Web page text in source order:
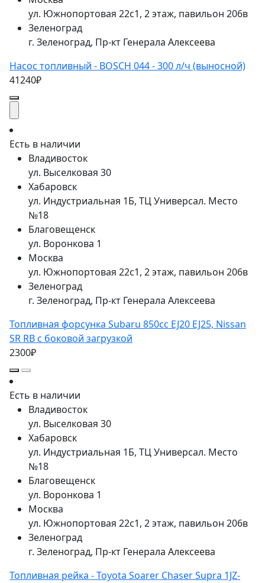
ул. Южнопортовая 22с1, 2 этаж, павильон 206в
Зеленоград
г. Зеленоград, Пр-кт Генерала Алексеева
Насос топливный - BOSCH 044 - 300 л/ч (выносной)
41240₽
Есть в наличии
Владивосток
ул. Выселковая 30
Хабаровск
ул. Индустриальная 1Б, ТЦ Универсал. Место
№18
Благовещенск
ул. Воронкова 1
Москва
ул. Южнопортовая 22с1, 2 этаж, павильон 206в
Зеленоград
г. Зеленоград, Пр-кт Генерала Алексеева
Топливная форсунка Subaru 850сс EJ20 EJ25, Nissan
SR RB с боковой загрузкой
2300₽
Есть в наличии
Владивосток
ул. Выселковая 30
Хабаровск
ул. Индустриальная 1Б, ТЦ Универсал. Место
№18
Благовещенск
ул. Воронкова 1
Москва
ул. Южнопортовая 22с1, 2 этаж, павильон 206в
Зеленоград
г. Зеленоград, Пр-кт Генерала Алексеева
Топливная рейка - Toyota Soarer Chaser Supra 1JZ-